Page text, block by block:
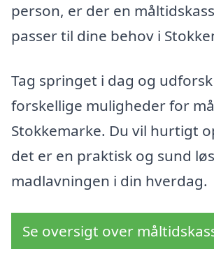
person, er der en
passer til dine behov i
Tag springet i dag og
forskellige muligheder for
Stokkemarke. Du vil hurtigt
det er en praktisk og sund
madlavningen i din hverdag.
Se oversigt over